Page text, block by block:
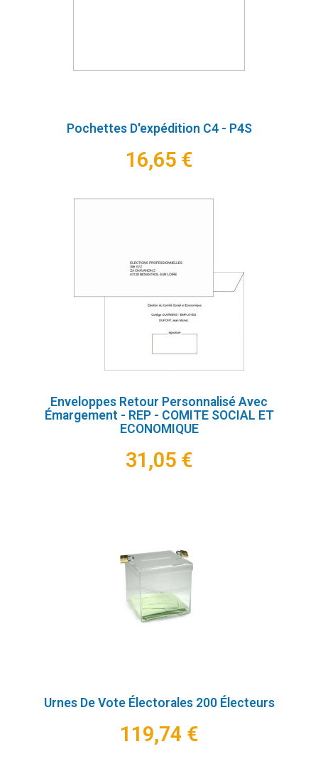
Pochettes D'expédition C4 - P4S
16,65 €
Enveloppes Retour Personnalisé Avec
Émargement - REP - COMITE SOCIAL ET
ECONOMIQUE
31,05 €
Urnes De Vote Électorales 200 Électeurs
119,74 €